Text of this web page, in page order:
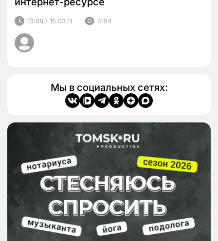
13:08 / 15.03.11 4194
Мы в социальных сетях: